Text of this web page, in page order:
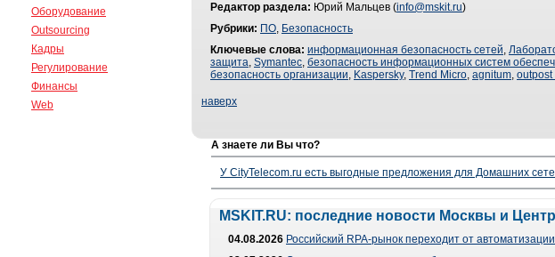
Оборудование
Outsourcing
Кадры
Регулирование
Финансы
Web
Редактор раздела: Юрий Мальцев (info@mskit.ru)
Рубрики: ПО, Безопасность
Ключевые слова: информационная безопасность сетей,
защита, Symantec, безопасность информационных систем
безопасность организации, Kaspersky, Trend Micro, agnitum, outpost
наверх
А знаете ли Вы что?
У CityTelecom.ru есть выгодные предложения для Домашних
MSKIT.RU: последние новости Москвы и
04.08.2026 Российский RPA-рынок переходит от